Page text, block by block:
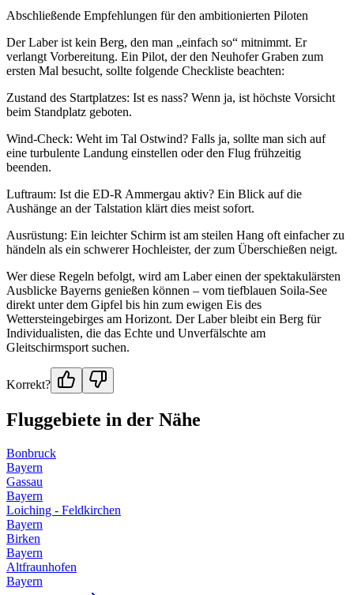
Abschließende Empfehlungen für den ambitionierten Piloten
Der Laber ist kein Berg, den man „einfach so“ mitnimmt. Er
verlangt Vorbereitung. Ein Pilot, der den Neuhofer Graben zum
ersten Mal besucht, sollte folgende Checkliste beachten:
Zustand des Startplatzes: Ist es nass? Wenn ja, ist höchste Vorsicht
beim Standplatz geboten.
Wind-Check: Weht im Tal Ostwind? Falls ja, sollte man sich auf
eine turbulente Landung einstellen oder den Flug frühzeitig
beenden.
Luftraum: Ist die ED-R Ammergau aktiv? Ein Blick auf die
Aushänge an der Talstation klärt dies meist sofort.
Ausrüstung: Ein leichter Schirm ist am steilen Hang oft einfacher zu
händeln als ein schwerer Hochleister, der zum Überschießen neigt.
Wer diese Regeln befolgt, wird am Laber einen der spektakulärsten
Ausblicke Bayerns genießen können – vom tiefblauen Soila-See
direkt unter dem Gipfel bis hin zum ewigen Eis des
Wettersteingebirges am Horizont. Der Laber bleibt ein Berg für
Individualisten, die das Echte und Unverfälschte am
Gleitschirmsport suchen.
Korrekt?
Fluggebiete in der Nähe
Bonbruck
Bayern
Gassau
Bayern
Loiching - Feldkirchen
Bayern
Birken
Bayern
Altfraunhofen
Bayern